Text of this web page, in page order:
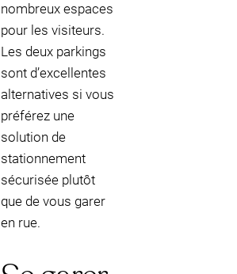
nombreux espaces
pour les visiteurs.
Les deux parkings
sont d’excellentes
alternatives si vous
préférez une
solution de
stationnement
sécurisée plutôt
que de vous garer
en rue.